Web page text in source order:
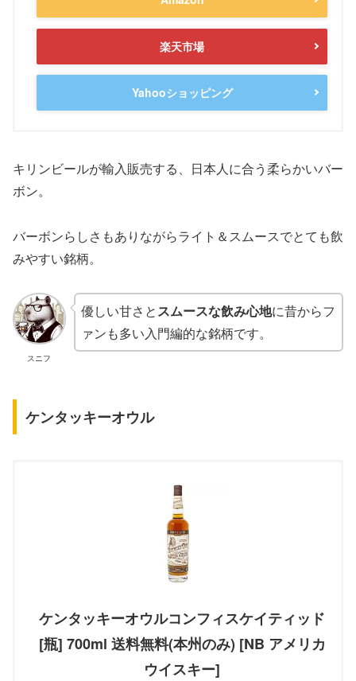
楽天市場
Yahooショッピング
キリンビールが輸入販売する、日本人に合う柔らかいバー
ボン。
バーボンらしさもありながらライト＆スムースでとても飲
みやすい銘柄。
スニフ
優しい甘さと スムースな飲み心地に昔からフ
ァンも多い入門編的な銘柄です。
ケンタッキーオウル
ケンタッキーオウルコンフィスケイティッド
[瓶] 700ml 送料無料(本州のみ) [NB アメリカ
ウイスキー]